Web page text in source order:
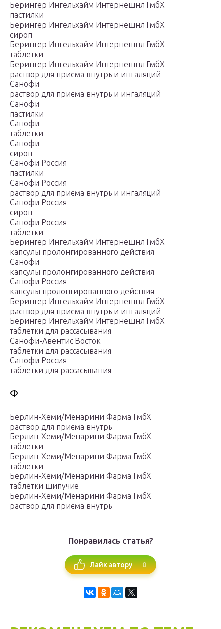
Берингер Ингельхайм Интернешнл ГмбХ
пастилки
Берингер Ингельхайм Интернешнл ГмбХ
сироп
Берингер Ингельхайм Интернешнл ГмбХ
таблетки
Берингер Ингельхайм Интернешнл ГмбХ
раствор для приема внутрь и ингаляций
Санофи
раствор для приема внутрь и ингаляций
Санофи
пастилки
Санофи
таблетки
Санофи
сироп
Санофи Россия
пастилки
Санофи Россия
раствор для приема внутрь и ингаляций
Санофи Россия
сироп
Санофи Россия
таблетки
Берингер Ингельхайм Интернешнл ГмбХ
капсулы пролонгированного действия
Санофи
капсулы пролонгированного действия
Санофи Россия
капсулы пролонгированного действия
Берингер Ингельхайм Интернешнл ГмбХ
раствор для приема внутрь и ингаляций
Берингер Ингельхайм Интернешнл ГмбХ
таблетки для рассасывания
Санофи-Авентис Восток
таблетки для рассасывания
Санофи Россия
таблетки для рассасывания
Ф
Берлин-Хеми/Менарини Фарма ГмбХ
раствор для приема внутрь
Берлин-Хеми/Менарини Фарма ГмбХ
таблетки
Берлин-Хеми/Менарини Фарма ГмбХ
таблетки
Берлин-Хеми/Менарини Фарма ГмбХ
таблетки шипучие
Берлин-Хеми/Менарини Фарма ГмбХ
раствор для приема внутрь
Понравилась статья?
Лайк автору 0